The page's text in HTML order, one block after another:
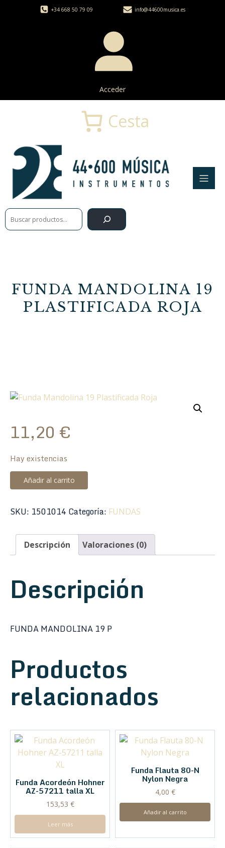
+34 668 50 79 09 info@44600musica.es
Acceder
Buscar
Cesta
FUNDA MANDOLINA 19
PLASTIFICADA ROJA
11,20 €
Hay existencias
Funda
Mandolina
Plastificada
cantidad
Añadir al carrito
SKU: 1501014 Categoría: FUNDAS
Descripción Valoraciones (0)
Descripción
FUNDA MANDOLINA 19 P
Productos
relacionados
Funda Acordeón Hohner
AZ-57211 talla XL
153,53 €
Leer más
Funda Flauta 80-N
Nylon Negra
4,00 €
Añadir al carrito